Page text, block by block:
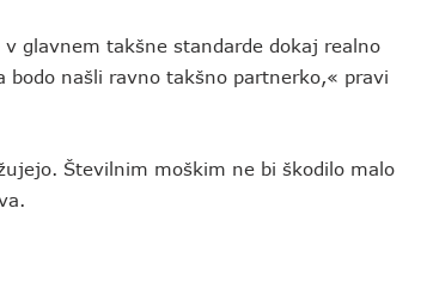
glavnem takšne standarde dokaj realno
našli ravno takšno partnerko,« pravi
Številnim moškim ne bi škodilo malo